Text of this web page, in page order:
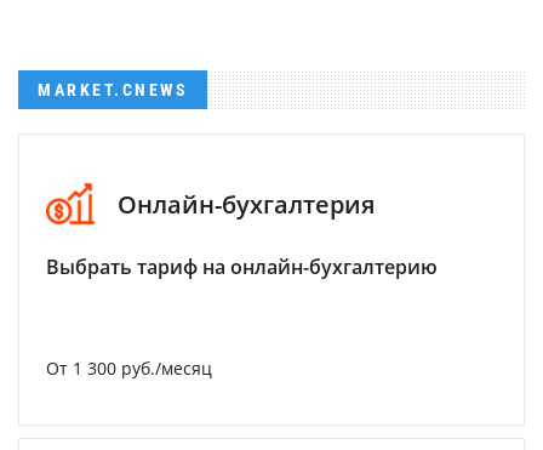
MARKET.CNEWS
Онлайн-бухгалтерия
Выбрать тариф на онлайн-бухгалтерию
От 1 300 руб./месяц